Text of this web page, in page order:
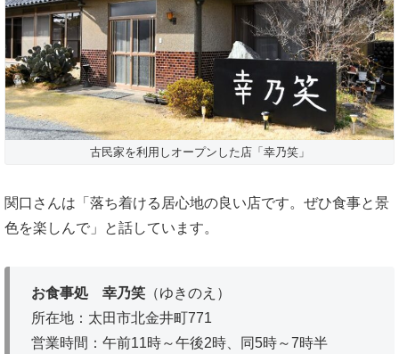
古民家を利用しオープンした店「幸乃笑」
関口さんは「落ち着ける居心地の良い店です。ぜひ食事と景
色を楽しんで」と話しています。
お食事処 幸乃笑 （ゆきのえ）
所在地：太田市北金井町771
営業時間：午前11時～午後2時、同5時～7時半